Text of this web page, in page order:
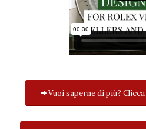
Vuoi saperne di più?